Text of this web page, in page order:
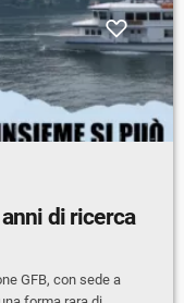
di ricerca
GFB, con sede a